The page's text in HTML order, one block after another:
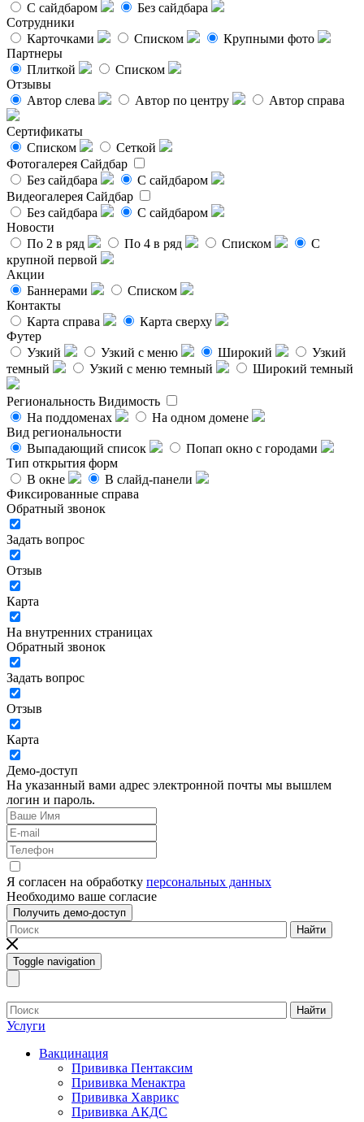
С сайдбаром
Без сайдбара
Сотрудники
Карточками
Списком
Крупными фото
Партнеры
Плиткой
Списком
Отзывы
Автор слева
Автор по центру Автор справа
Сертификаты
Списком
Сеткой
Фотогалерея Сайдбар
Без сайдбара
С сайдбаром
Видеогалерея Сайдбар
Без сайдбара
С сайдбаром
Новости
По 2 в ряд
По 4 в ряд Списком
С
крупной первой
Акции
Баннерами
Списком
Контакты
Карта справа
Карта сверху
Футер
Узкий
Узкий с меню Широкий
Узкий
темный
Узкий с меню темный Широкий темный
Региональность Видимость
На поддоменах
На одном домене
Вид региональности
Выпадающий список
Попап окно с городами
Тип открытия форм
В окне
В слайд-панели
Фиксированные справа
Обратный звонок
Задать вопрос
Отзыв
Карта
На внутренних страницах
Обратный звонок
Задать вопрос
Отзыв
Карта
Демо-доступ
На указанный вами адрес электронной почты мы вышлем
логин и пароль.
Я согласен на обработку персональных данных
Необходимо ваше согласие
Получить демо-доступ
Найти
Toggle navigation
Найти
Услуги
Вакцинация
Прививка Пентаксим
Прививка Менактра
Прививка Хаврикс
Прививка АКДС